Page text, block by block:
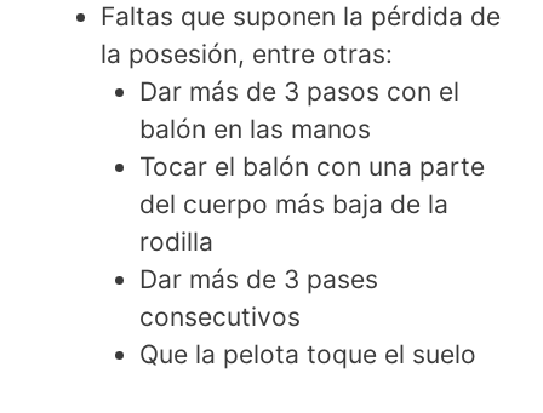
Faltas que suponen la pérdida de
la posesión, entre otras:
Dar más de 3 pasos con el
balón en las manos
Tocar el balón con una parte
del cuerpo más baja de la
rodilla
Dar más de 3 pases
consecutivos
Que la pelota toque el suelo